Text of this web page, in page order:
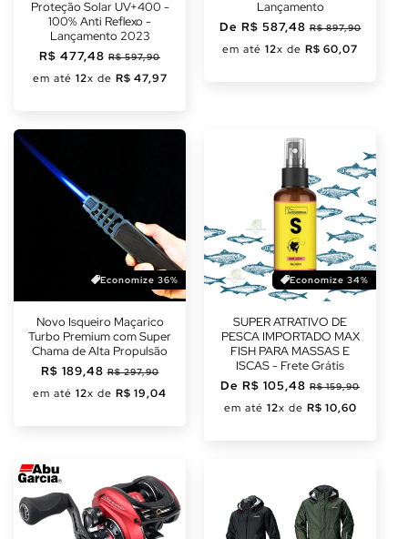
Proteção Solar UV+400 -
100% Anti Reflexo -
Lançamento 2023
Preço
normal
R$ 477,48 Preço
promocional
R$ 597,90
em até 12x de R$ 47,97
Lançamento
Preço
normal
De R$ 587,48 Preço
promocional
R$ 897,90
em até 12x de R$ 60,07
Economize 36%
Novo Isqueiro Maçarico
Turbo Premium com Super
Chama de Alta Propulsão
Preço
normal
R$ 189,48 Preço
promocional
R$ 297,90
em até 12x de R$ 19,04
Economize 34%
SUPER ATRATIVO DE
PESCA IMPORTADO MAX
FISH PARA MASSAS E
ISCAS - Frete Grátis
Preço
normal
De R$ 105,48 Preço
promocional
R$ 159,90
em até 12x de R$ 10,60